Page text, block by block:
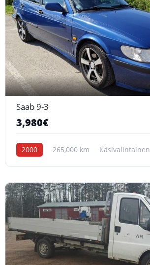
Saab 9-3
3,980€
2000 265,000 km Käsivalintainen